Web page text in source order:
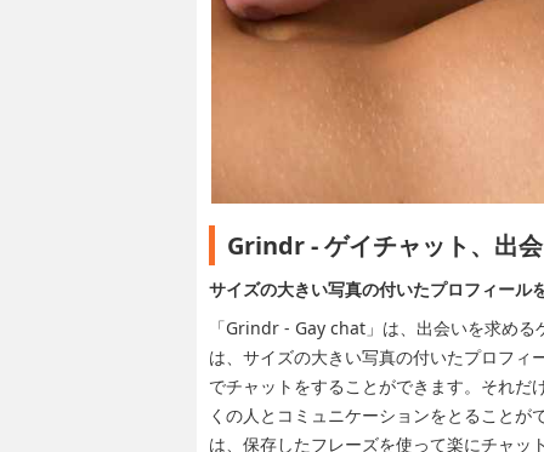
Grindr - ゲイチャット、出
サイズの大きい写真の付いたプロフィール
「Grindr - Gay chat」は、出会いを求め
は、サイズの大きい写真の付いたプロフ
でチャットをすることができます。それ
くの人とコミュニケーションをとること
は、保存したフレーズを使って楽にチャッ